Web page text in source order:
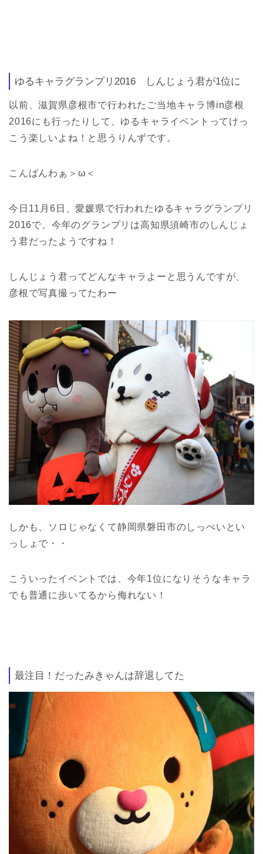
ゆるキャラグランプリ2016 しんじょう君が1位に
以前、滋賀県彦根市で行われたご当地キャラ博in彦根
2016にも行ったりして、ゆるキャライベントってけっ
こう楽しいよね！と思うりんずです。
こんばんわぁ＞ω＜
今日11月6日、愛媛県で行われたゆるキャラグランプリ
2016で、今年のグランプリは高知県須崎市のしんじょ
う君だったようですね！
しんじょう君ってどんなキャラよーと思うんですが、
彦根で写真撮ってたわー
しかも、ソロじゃなくて静岡県磐田市のしっぺいとい
っしょで・・
こういったイベントでは、今年1位になりそうなキャラ
でも普通に歩いてるから侮れない！
最注目！だったみきゃんは辞退してた